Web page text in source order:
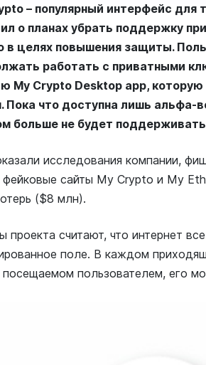
– популярный интерфейс для
о планах убрать поддержку
в целях повышения защиты.
работать с приватными
My Crypto Desktop app,
Пока что доступна лишь альфа-
больше не будет
исследования компании,
сайты My Crypto и My
($8 млн).
проекта считают, что интернет
поле. В каждом
посещаемом пользователем, его